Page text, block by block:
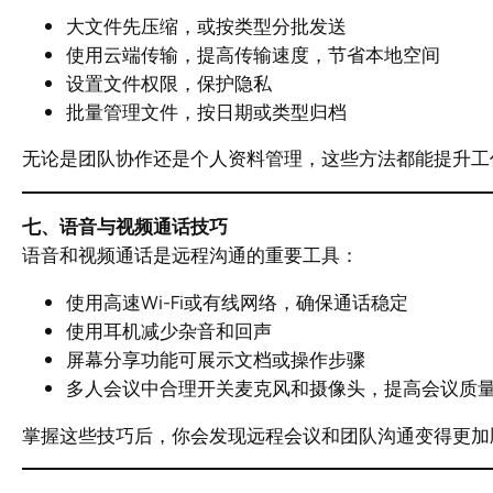
大文件先压缩，或按类型分批发送
使用云端传输，提高传输速度，节省本地空间
设置文件权限，保护隐私
批量管理文件，按日期或类型归档
无论是团队协作还是个人资料管理，这些方法都能提升
七、语音与视频通话技巧
语音和视频通话是远程沟通的重要工具：
使用高速Wi-Fi或有线网络，确保通话稳定
使用耳机减少杂音和回声
屏幕分享功能可展示文档或操作步骤
多人会议中合理开关麦克风和摄像头，提高会议质
掌握这些技巧后，你会发现远程会议和团队沟通变得更